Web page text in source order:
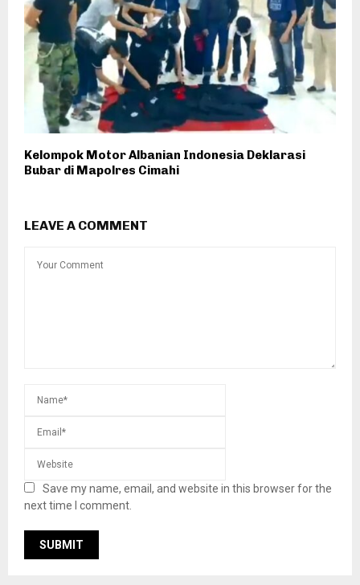
Kelompok Motor Albanian Indonesia Deklarasi
Bubar di Mapolres Cimahi
LEAVE A COMMENT
Save my name, email, and website in this browser for the
next time I comment.